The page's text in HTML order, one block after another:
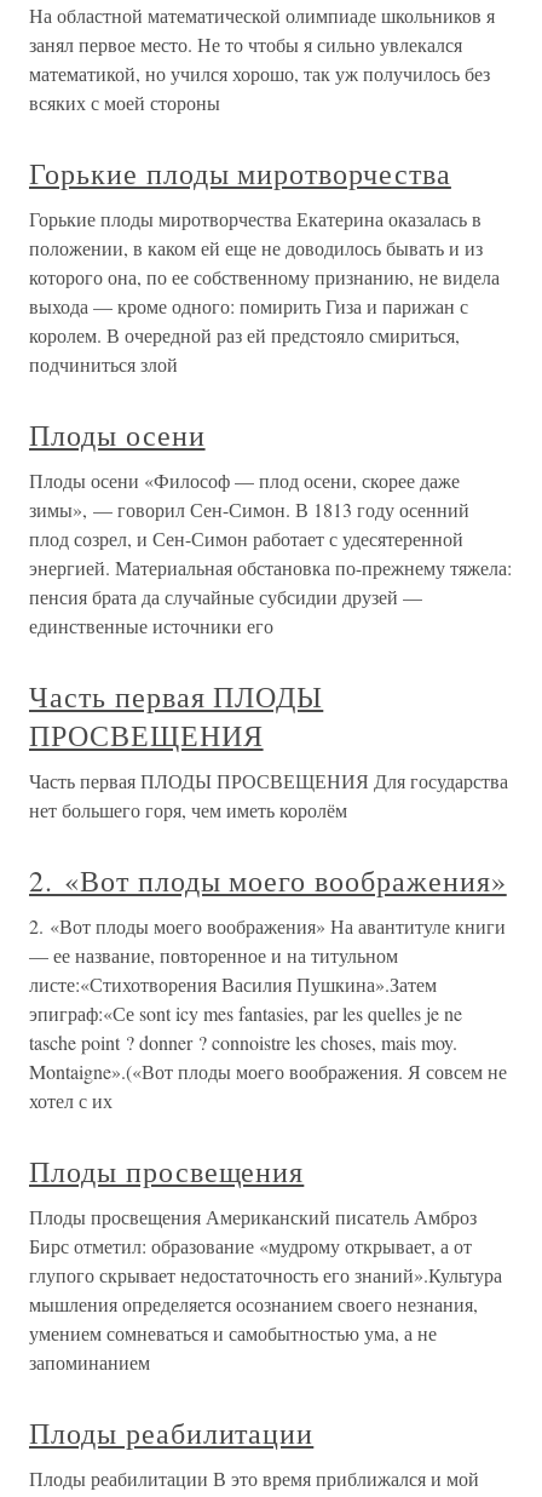
На областной математической олимпиаде школьников я
занял первое место. Не то чтобы я сильно увлекался
математикой, но учился хорошо, так уж получилось без
всяких с моей стороны
Горькие плоды миротворчества
Горькие плоды миротворчества Екатерина оказалась в
положении, в каком ей еще не доводилось бывать и из
которого она, по ее собственному признанию, не видела
выхода — кроме одного: помирить Гиза и парижан с
королем. В очередной раз ей предстояло смириться,
подчиниться злой
Плоды осени
Плоды осени «Философ — плод осени, скорее даже
зимы», — говорил Сен-Симон. В 1813 году осенний
плод созрел, и Сен-Симон работает с удесятеренной
энергией. Материальная обстановка по-прежнему тяжела:
пенсия брата да случайные субсидии друзей —
единственные источники его
Часть первая ПЛОДЫ
ПРОСВЕЩЕНИЯ
Часть первая ПЛОДЫ ПРОСВЕЩЕНИЯ Для государства
нет большего горя, чем иметь королём
2. «Вот плоды моего воображения»
2. «Вот плоды моего воображения» На авантитуле книги
— ее название, повторенное и на титульном
листе:«Стихотворения Василия Пушкина».Затем
эпиграф:«Се sont icy mes fantasies, par les quelles je ne
tasche point ? donner ? connoistre les choses, mais moy.
Montaigne».(«Вот плоды моего воображения. Я совсем не
хотел с их
Плоды просвещения
Плоды просвещения Американский писатель Амброз
Бирс отметил: образование «мудрому открывает, а от
глупого скрывает недостаточность его знаний».Культура
мышления определяется осознанием своего незнания,
умением сомневаться и самобытностью ума, а не
запоминанием
Плоды реабилитации
Плоды реабилитации В это время приближался и мой